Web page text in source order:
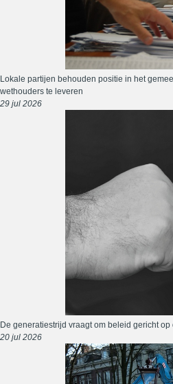
Lokale partijen behouden positie in het
wethouders te leveren
29 jul 2026
De generatiestrijd vraagt om beleid gericht
20 jul 2026